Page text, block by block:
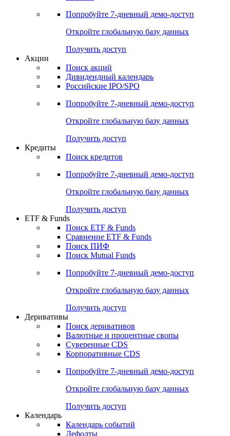
Cbonds Pages
Опросы
Попробуйте7-дневный
Откройте глобальную базу данных
Получить доступ
Поиск акций
Российские IPO/SPO
Попробуйте7-дневный
Откройте глобальную базу данных
Получить доступ
Поиск кредитов
Попробуйте7-дневный
Откройте глобальную базу данных
Получить доступ
ETF & Funds
Сравнение ETF & Funds
Поиск Mutual Funds
Попробуйте7-дневный
Откройте глобальную базу данных
Получить доступ
Деривативы
Валютные и процентные свопы
Корпоративные CDS
Попробуйте7-дневный
Откройте глобальную базу данных